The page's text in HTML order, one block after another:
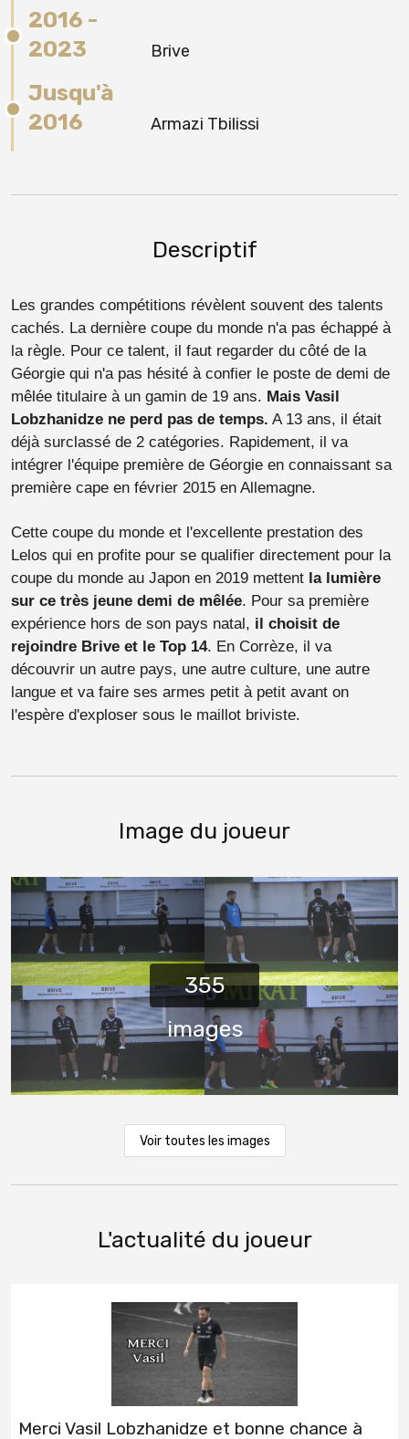
2016 -
2023
Brive
Jusqu'à
2016
Armazi Tbilissi
Descriptif
Les grandes compétitions révèlent souvent des talents
cachés. La dernière coupe du monde n'a pas échappé à
la règle. Pour ce talent, il faut regarder du côté de la
Géorgie qui n'a pas hésité à confier le poste de demi de
mêlée titulaire à un gamin de 19 ans. Mais Vasil
Lobzhanidze ne perd pas de temps. A 13 ans, il était
déjà surclassé de 2 catégories. Rapidement, il va
intégrer l'équipe première de Géorgie en connaissant sa
première cape en février 2015 en Allemagne.
Cette coupe du monde et l'excellente prestation des
Lelos qui en profite pour se qualifier directement pour la
coupe du monde au Japon en 2019 mettent la lumière
sur ce très jeune demi de mêlée. Pour sa première
expérience hors de son pays natal, il choisit de
rejoindre Brive et le Top 14. En Corrèze, il va
découvrir un autre pays, une autre culture, une autre
langue et va faire ses armes petit à petit avant on
l'espère d'exploser sous le maillot briviste.
Image du joueur
Voir toutes les images
L'actualité du joueur
Merci Vasil Lobzhanidze et bonne chance à